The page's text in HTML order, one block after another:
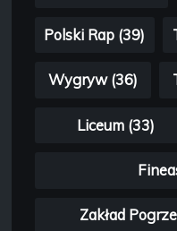
Polski Rap (39)
Wygryw (36)
Liceum (33)
Zakład